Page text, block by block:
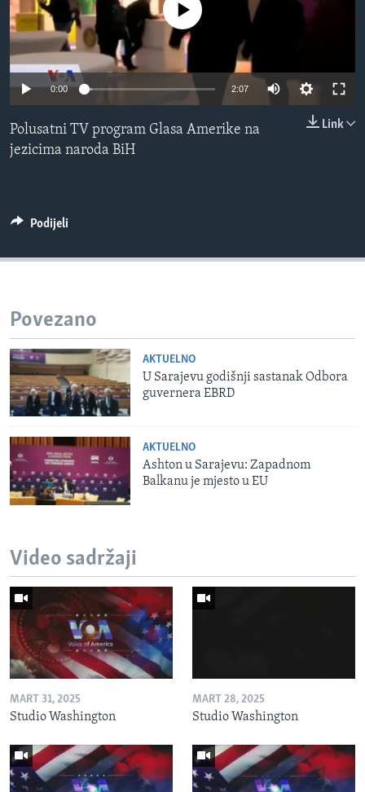
MAGAZIN
O GLASU AMERIKE
Learning English
PRATITE NAS
No media source currently available
0:00 2:07
Link
Polusatni TV program Glasa Amerike na
jezicima naroda BiH
Podijeli
Povezano
AKTUELNO
U Sarajevu godišnji sastanak Odbora
guvernera EBRD
AKTUELNO
Ashton u Sarajevu: Zapadnom
Balkanu je mjesto u EU
Video sadržaji
MART 31, 2025
Studio Washington
MART 28, 2025
Studio Washington